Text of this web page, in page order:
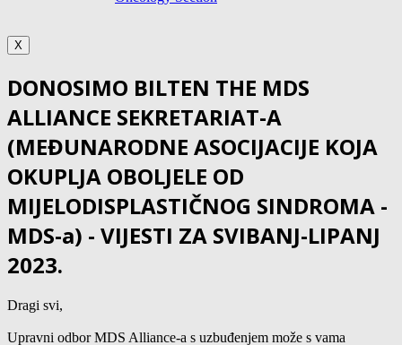
X
DONOSIMO BILTEN THE MDS
ALLIANCE SEKRETARIAT-A
(MEĐUNARODNE ASOCIJACIJE KOJA
OKUPLJA OBOLJELE OD
MIJELODISPLASTIČNOG SINDROMA -
MDS-a) - VIJESTI ZA SVIBANJ-LIPANJ
2023.
Dragi svi,
Upravni odbor MDS Alliance-a s uzbuđenjem može s vama